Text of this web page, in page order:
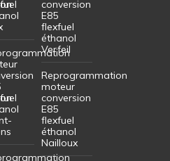
conversion
E85
flexfuel
éthanol
Verfeil
Reprogrammation
moteur
conversion
E85
flexfuel
éthanol
Nailloux